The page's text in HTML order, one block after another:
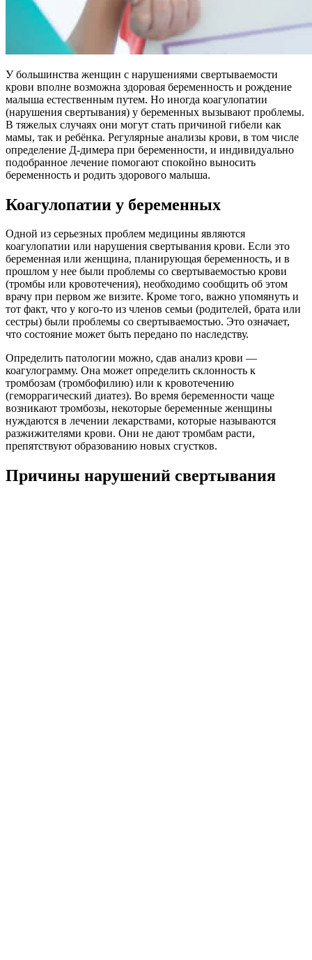
У большинства женщин с нарушениями свертываемости
крови вполне возможна здоровая беременность и рождение
малыша естественным путем. Но иногда коагулопатии
(нарушения свертывания) у беременных вызывают проблемы.
В тяжелых случаях они могут стать причиной гибели как
мамы, так и ребёнка. Регулярные анализы крови, в том числе
определение Д-димера при беременности, и индивидуально
подобранное лечение помогают спокойно выносить
беременность и родить здорового малыша.
Коагулопатии у беременных
Одной из серьезных проблем медицины являются
коагулопатии или нарушения свертывания крови. Если это
беременная или женщина, планирующая беременность, и в
прошлом у нее были проблемы со свертываемостью крови
(тромбы или кровотечения), необходимо сообщить об этом
врачу при первом же визите. Кроме того, важно упомянуть и
тот факт, что у кого-то из членов семьи (родителей, брата или
сестры) были проблемы со свертываемостью. Это означает,
что состояние может быть передано по наследству.
Определить патологии можно, сдав анализ крови —
коагулограмму. Она может определить склонность к
тромбозам (тромбофилию) или к кровотечению
(геморрагический диатез). Во время беременности чаще
возникают тромбозы, некоторые беременные женщины
нуждаются в лечении лекарствами, которые называются
разжижителями крови. Они не дают тромбам расти,
препятствуют образованию новых сгустков.
Причины нарушений свертывания